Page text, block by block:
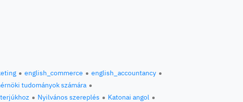
english_commerce
english_accountancy
tudományok számára
Nyilvános szereplés
Katonai angol